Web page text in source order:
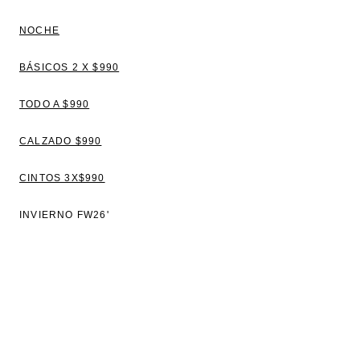
NOCHE
BÁSICOS 2 X $990
TODO A $990
CALZADO $990
CINTOS 3X$990
INVIERNO FW26'